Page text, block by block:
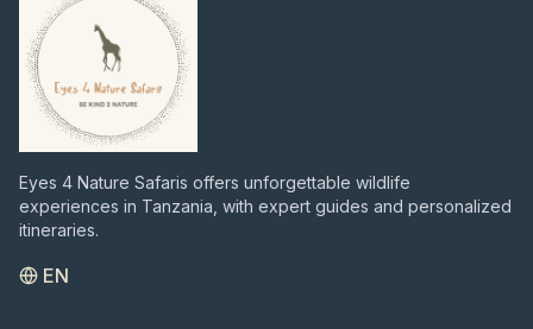
Eyes 4 Nature Safaris offers unforgettable wildlife
experiences in Tanzania, with expert guides and personalized
itineraries.
EN